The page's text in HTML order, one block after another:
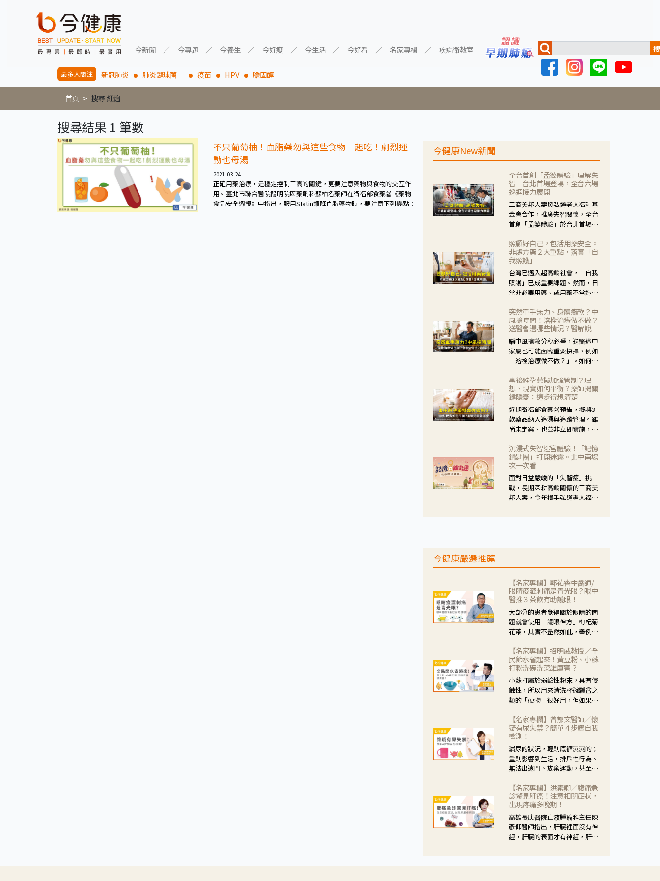
今新聞 今專題 今養生 今好瘦 今生活 今好看 名家專欄 疾病衛教室
最多人關注 新冠肺炎 肺炎鏈球菌 疫苗 HPV 膽固醇
首頁 搜尋 紅麴
搜尋結果 1 筆數
不只葡萄柚！血脂藥勿與這些食物一起吃！劇烈運
動也母湯
2021-03-24
正確用藥治療，是穩定控制三高的關鍵，更要注意藥物與食物的交互作
用。臺北市聯合醫院陽明院區藥劑科蘇柏名藥師在衛福部食藥署《藥物
食品安全週報》中指出，服用Statin類降血脂藥物時，要注意下列幾點：
今健康New新聞
全台首創「孟婆體驗」理解失
智 台北首場登場，全台六場
巡迴接力展開
三商美邦人壽與弘道老人福利基
金會合作，推廣失智關懷，全台
首創「孟婆體驗」於台北首場實
模式，用結合情境互動等豐富活
動，將抽象的失智轉化為可感
受、可討論的生活情境，並引導
民眾在家人開始出現改變時，以
理解取代責備、以耐心回應不
安。
照顧好自己，包括用藥安全。
非處方藥２大重點，落實「自
我照護」
台灣已邁入超高齡社會，「自我
照護」已成重要課題。然而，日
常非必要用藥、或用藥不當造成
在重要。社團法人台灣自我照護
產業協會 提出「非處方藥正確使
用」與「藥師給力」，鼓勵民眾
建立安全且正確的自我照護習
慣。
突然單手無力、身體癱軟？中
風搶時間！溶栓治療做不做？
送醫會遇哪些情況？醫解說
腦中風搶救分秒必爭，送醫途中
家屬也可能面臨重要抉擇，例如
「溶栓治療做不做？」。如何搶
會理事長陳龍醫師解說！
事後避孕藥擬加強管制？理
想、現實如何平衡？藥師揭關
鍵隱憂：這步得想清楚
近期衛福部食藥署預告，擬將3
款藥品納入追溯與追蹤管理。雖
尚未定案、也並非立即實施，不
人杰藥師表示，這三款藥物目
的、作用、風險各有不同，管制
與否所帶來的後許影響也不同，
可先了解其特性。
沉浸式失智迷宮體驗！「記憶
鑰匙圈」打開迷霧。北中南場
次一次看
面對日益嚴峻的「失智症」挑
戰，長期深耕高齡關懷的三商美
邦人壽，今年攜手弘道老人福利
生活挑戰。
今健康嚴選推薦
【名家專欄】郭祐睿中醫師/
眼睛痠澀刺痛是青光眼？眼中
醫推３茶飲有助護眼！
大部分的患者覺得關於眼睛的問
題就會使用「護眼神方」枸杞菊
花茶，其實不盡然如此，舉例來
紅、眼睛痛、眼屎多而且顏色
黃，當然就可以使用枸杞菊花
茶，但是枸杞的劑量要少，菊花
的劑量要多；若是有以上症狀以
外，眼睛還會有灼熱感，眼屎多
到會「牽絲」，也就是水樣分泌
了，這時候就要使用菊花、金銀
花來治療；假如單純的眼睛乾
澀，結膜沒有紅，眼睛周圍沒有
眼屎，這種情況是屬於「陰
虛」，就可以使用枸杞、蓮藕、
麥門冬、山藥等比較滋潤的藥
【名家專欄】招明威教授／全
民節水省起來！黃豆粉、小蘇
打粉洗碗洗菜誰厲害？
小蘇打屬於弱鹼性粉末，具有侵
蝕性，所以用來清洗杯碗瓢盆之
類的「硬物」很好用，但如果用
特別注意用法用量，使用過多或
是浸泡太久，容易腐蝕蔬菜的纖
維，讓菜軟掉不清脆。
【名家專欄】曾郁文醫師／懷
疑有尿失禁？簡單４步驟自我
檢測！
漏尿的狀況，輕則底褲濕濕的；
重則影響到生活，排斥性行為、
無法出遠門、放棄運動，甚至怕
禁」的症狀，長期下來不敢與朋
友往來，低潮陰霾造成憂鬱症。
【名家專欄】洪素卿／腹痛急
診驚見肝癌！注意相關症狀，
出現疼痛多晚期！
高雄長庚醫院血液腫瘤科主任陳
彥仰醫師指出，肝臟裡面沒有神
經，肝臟的表面才有神經，肝臟